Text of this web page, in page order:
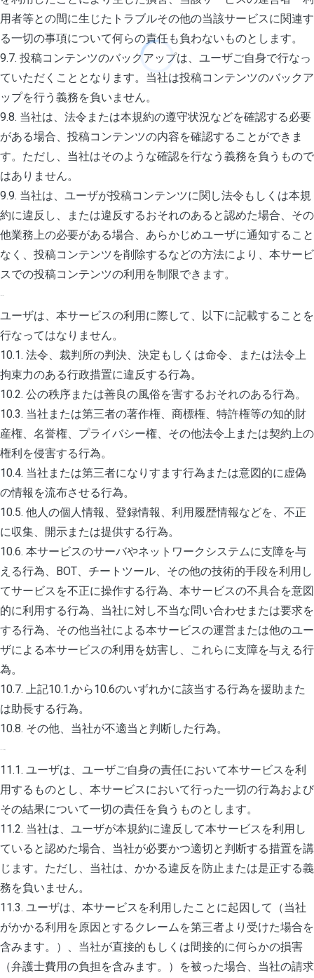
用者等との間に生じたトラブルその他の当該サービスに関連す
る一切の事項について何らの責任も負わないものとします。
9.7. 投稿コンテンツのバックアップは、ユーザご自身で行なっ
ていただくこととなります。当社は投稿コンテンツのバックア
ップを行う義務を負いません。
9.8. 当社は、法令または本規約の遵守状況などを確認する必要
がある場合、投稿コンテンツの内容を確認することができま
す。ただし、当社はそのような確認を行なう義務を負うもので
はありません。
9.9. 当社は、ユーザが投稿コンテンツに関し法令もしくは本規
約に違反し、または違反するおそれのあると認めた場合、その
他業務上の必要がある場合、あらかじめユーザに通知すること
なく、投稿コンテンツを削除するなどの方法により、本サービ
スでの投稿コンテンツの利用を制限できます。
ユーザは、本サービスの利用に際して、以下に記載することを
行なってはなりません。
10.1. 法令、裁判所の判決、決定もしくは命令、または法令上
拘束力のある行政措置に違反する行為。
10.2. 公の秩序または善良の風俗を害するおそれのある行為。
10.3. 当社または第三者の著作権、商標権、特許権等の知的財
産権、名誉権、プライバシー権、その他法令上または契約上の
権利を侵害する行為。
10.4. 当社または第三者になりすます行為または意図的に虚偽
の情報を流布させる行為。
10.5. 他人の個人情報、登録情報、利用履歴情報などを、不正
に収集、開示または提供する行為。
10.6. 本サービスのサーバやネットワークシステムに支障を与
える行為、BOT、チートツール、その他の技術的手段を利用し
てサービスを不正に操作する行為、本サービスの不具合を意図
的に利用する行為、当社に対し不当な問い合わせまたは要求を
する行為、その他当社による本サービスの運営または他のユー
ザによる本サービスの利用を妨害し、これらに支障を与える行
為。
10.7. 上記10.1.から10.6のいずれかに該当する行為を援助また
は助長する行為。
10.8. その他、当社が不適当と判断した行為。
11.1. ユーザは、ユーザご自身の責任において本サービスを利
用するものとし、本サービスにおいて行った一切の行為および
その結果について一切の責任を負うものとします。
11.2. 当社は、ユーザが本規約に違反して本サービスを利用し
ていると認めた場合、当社が必要かつ適切と判断する措置を講
じます。ただし、当社は、かかる違反を防止または是正する義
務を負いません。
11.3. ユーザは、本サービスを利用したことに起因して（当社
がかかる利用を原因とするクレームを第三者より受けた場合を
含みます。）、当社が直接的もしくは間接的に何らかの損害
（弁護士費用の負担を含みます。）を被った場合、当社の請求